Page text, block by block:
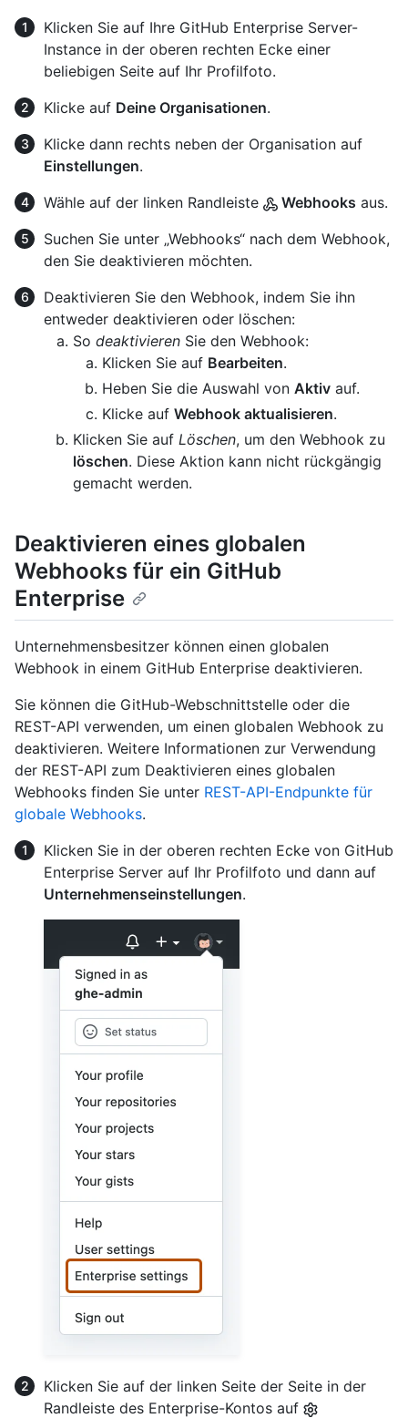
Klicken Sie auf Ihre GitHub Enterprise Server-
Instance in der oberen rechten Ecke einer
beliebigen Seite auf Ihr Profilfoto.
Klicke auf Deine Organisationen.
Klicke dann rechts neben der Organisation auf
Einstellungen.
Wähle auf der linken Randleiste
Webhooks aus.
Suchen Sie unter „Webhooks“ nach dem Webhook,
den Sie deaktivieren möchten.
Deaktivieren Sie den Webhook, indem Sie ihn
entweder deaktivieren oder löschen:
So deaktivieren Sie den Webhook:
Klicken Sie auf Bearbeiten.
Heben Sie die Auswahl von Aktiv auf.
Klicke auf Webhook aktualisieren.
Klicken Sie auf Löschen, um den Webhook zu
löschen. Diese Aktion kann nicht rückgängig
gemacht werden.
Deaktivieren eines globalen
Webhooks für ein GitHub
Enterprise
Unternehmensbesitzer können einen globalen
Webhook in einem GitHub Enterprise deaktivieren.
Sie können die GitHub-Webschnittstelle oder die
REST-API verwenden, um einen globalen Webhook zu
deaktivieren. Weitere Informationen zur Verwendung
der REST-API zum Deaktivieren eines globalen
Webhooks finden Sie unter REST-API-Endpunkte für
globale Webhooks.
Klicken Sie in der oberen rechten Ecke von GitHub
Enterprise Server auf Ihr Profilfoto und dann auf
Unternehmenseinstellungen.
Klicken Sie auf der linken Seite der Seite in der
Randleiste des Enterprise-Kontos auf